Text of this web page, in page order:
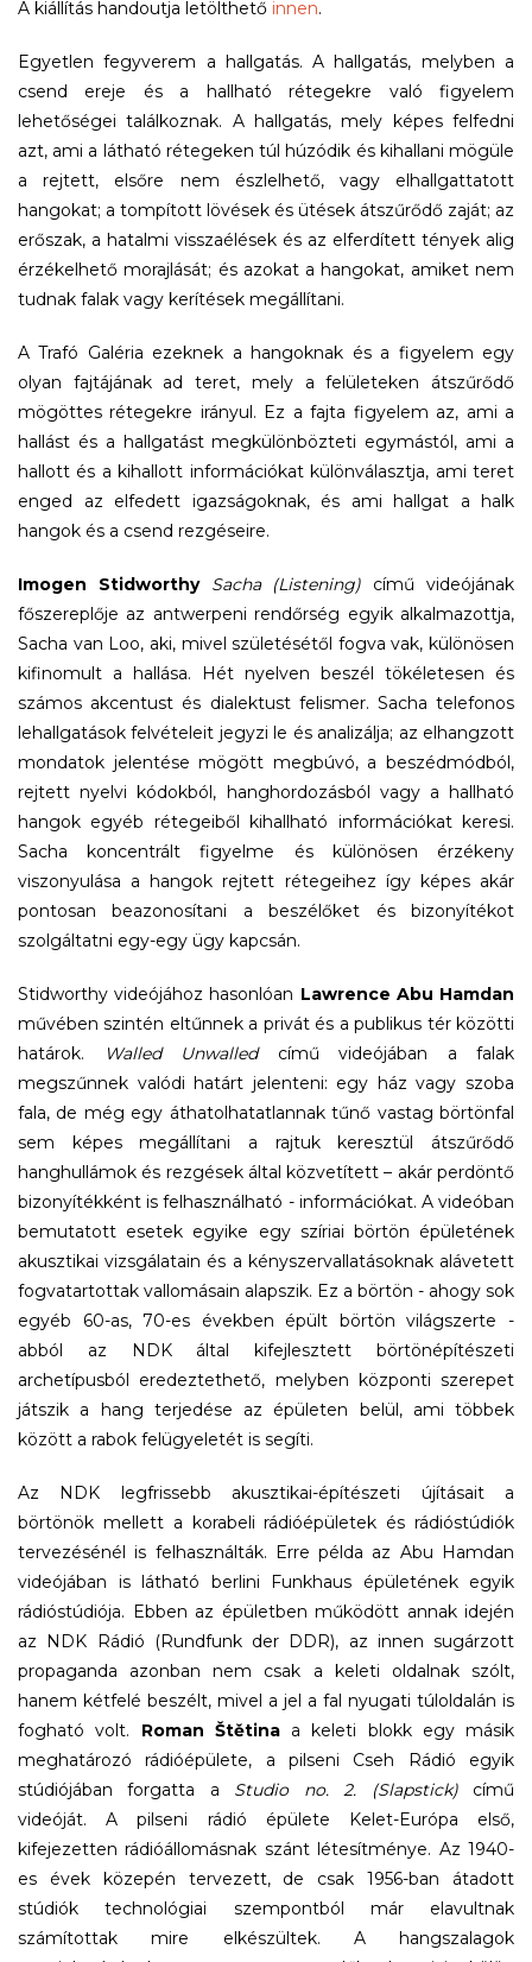
A kiállítás handoutja letölthető innen.
Egyetlen fegyverem a hallgatás. A hallgatás, melyben a
csend ereje és a hallható rétegekre való figyelem
lehetőségei találkoznak. A hallgatás, mely képes felfedni
azt, ami a látható rétegeken túl húzódik és kihallani mögüle
a rejtett, elsőre nem észlelhető, vagy elhallgattatott
hangokat; a tompított lövések és ütések átszűrődő zaját; az
erőszak, a hatalmi visszaélések és az elferdített tények alig
érzékelhető morajlását; és azokat a hangokat, amiket nem
tudnak falak vagy kerítések megállítani.
A Trafó Galéria ezeknek a hangoknak és a figyelem egy
olyan fajtájának ad teret, mely a felületeken átszűrődő
mögöttes rétegekre irányul. Ez a fajta figyelem az, ami a
hallást és a hallgatást megkülönbözteti egymástól, ami a
hallott és a kihallott információkat különválasztja, ami teret
enged az elfedett igazságoknak, és ami hallgat a halk
hangok és a csend rezgéseire.
Imogen Stidworthy Sacha (Listening) című videójának
főszereplője az antwerpeni rendőrség egyik alkalmazottja,
Sacha van Loo, aki, mivel születésétől fogva vak, különösen
kifinomult a hallása. Hét nyelven beszél tökéletesen és
számos akcentust és dialektust felismer. Sacha telefonos
lehallgatások felvételeit jegyzi le és analizálja; az elhangzott
mondatok jelentése mögött megbúvó, a beszédmódból,
rejtett nyelvi kódokból, hanghordozásból vagy a hallható
hangok egyéb rétegeiből kihallható információkat keresi.
Sacha koncentrált figyelme és különösen érzékeny
viszonyulása a hangok rejtett rétegeihez így képes akár
pontosan beazonosítani a beszélőket és bizonyítékot
szolgáltatni egy-egy ügy kapcsán.
Stidworthy videójához hasonlóan Lawrence Abu Hamdan
művében szintén eltűnnek a privát és a publikus tér közötti
határok.
Walled Unwalledcímű videójában a falak
megszűnnek valódi határt jelenteni: egy ház vagy szoba
fala, de még egy áthatolhatatlannak tűnő vastag börtönfal
sem képes megállítani a rajtuk keresztül átszűrődő
hanghullámok és rezgések által közvetített – akár perdöntő
bizonyítékként is felhasználható - információkat. A videóban
bemutatott esetek egyike egy szíriai börtön épületének
akusztikai vizsgálatain és a kényszervallatásoknak alávetett
fogvatartottak vallomásain alapszik. Ez a börtön - ahogy sok
egyéb 60-as, 70-es években épült börtön világszerte -
abból az NDK által kifejlesztett börtönépítészeti
archetípusból eredeztethető, melyben központi szerepet
játszik a hang terjedése az épületen belül, ami többek
között a rabok felügyeletét is segíti.
Az NDK legfrissebb akusztikai-építészeti újításait a
börtönök mellett a korabeli rádióépületek és rádióstúdiók
tervezésénél is felhasználták. Erre példa az Abu Hamdan
videójában is látható berlini Funkhaus épületének egyik
rádióstúdiója. Ebben az épületben működött annak idején
az NDK Rádió (Rundfunk der DDR), az innen sugárzott
propaganda azonban nem csak a keleti oldalnak szólt,
hanem kétfelé beszélt, mivel a jel a fal nyugati túloldalán is
fogható volt. Roman Štětina a keleti blokk egy másik
meghatározó rádióépülete, a pilseni Cseh Rádió egyik
stúdiójában forgatta a Studio no. 2. (Slapstick)című
videóját. A pilseni rádió épülete Kelet-Európa első,
kifejezetten rádióállomásnak szánt létesítménye. Az 1940-
es évek közepén tervezett, de csak 1956-ban átadott
stúdiók technológiai szempontból már elavultnak
számítottak mire elkészültek. A hangszalagok